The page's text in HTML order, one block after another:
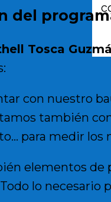
del
Tosca
con nuestro
también
para medir los
elementos de
lo necesario